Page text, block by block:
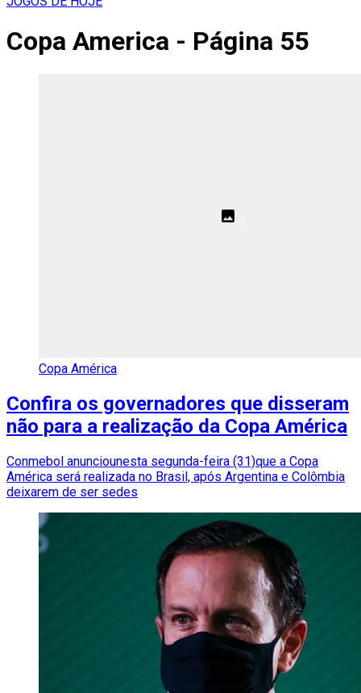
Copa America - Página 55
Copa América
Confira os governadores que disseram
não para a realização da Copa América
Conmebol anunciounesta segunda-feira (31)que a Copa
América será realizada no Brasil, após Argentina e Colômbia
deixarem de ser sedes